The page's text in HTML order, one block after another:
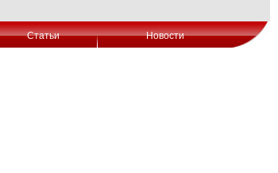
Статьи Новости